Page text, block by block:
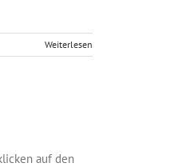
Weiterlesen
auf den